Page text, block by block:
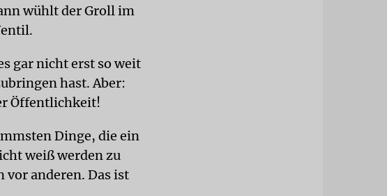
wühlt der Groll im
gar nicht erst so weit
hast. Aber:
Öffentlichkeit!
Dinge, die ein
weiß werden zu
anderen. Das ist